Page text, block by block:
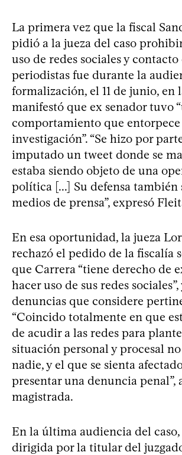
La primera vez que la fiscal
pidió a la jueza del caso
uso de redes sociales y
periodistas fue durante la
formalización, el 11 de junio, en
manifestó que ex senador tuvo
comportamiento que
investigación”. “Se hizo por
imputado un tweet donde se
estaba siendo objeto de una
política [...] Su defensa también
medios de prensa”, expresó
En esa oportunidad, la jueza
rechazó el pedido de la fiscalía
que Carrera “tiene derecho de
hacer uso de sus redes
denuncias que considere
“Coincido totalmente en que
de acudir a las redes para
situación personal y procesal
nadie, y el que se sienta
presentar una denuncia penal”,
magistrada.
En la última audiencia del
dirigida por la titular del